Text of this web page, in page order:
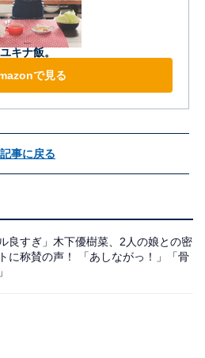
ユキナ飯。
で見る
記事に戻る
良すぎ」木下優樹菜、2人の娘との密
に称賛の声！ 「あしながっ！」「骨